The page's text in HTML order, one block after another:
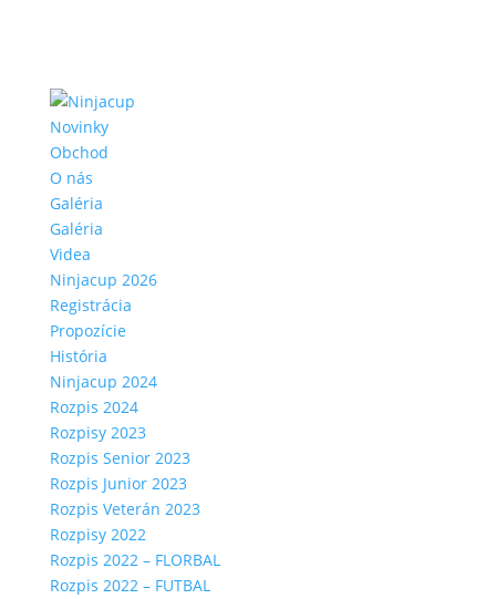
Novinky
Obchod
O nás
Galéria
Galéria
Videa
Ninjacup 2026
Registrácia
Propozície
História
Ninjacup 2024
Rozpis 2024
Rozpisy 2023
Rozpis Senior 2023
Rozpis Junior 2023
Rozpis Veterán 2023
Rozpisy 2022
Rozpis 2022 – FLORBAL
Rozpis 2022 – FUTBAL